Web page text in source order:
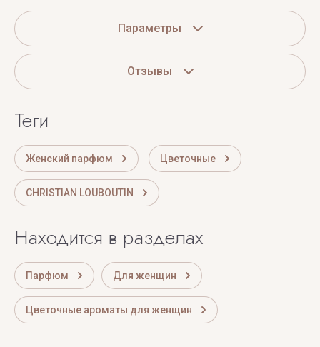
Параметры
Отзывы
теги
Женский парфюм Цветочные
CHRISTIAN LOUBOUTIN
Находится в разделах
Парфюм Для женщин
Цветочные ароматы для женщин